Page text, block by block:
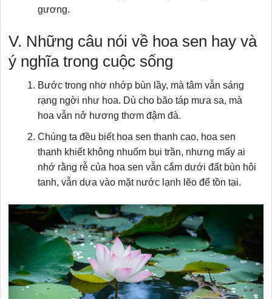
gương.
V. Những câu nói về hoa sen hay và
ý nghĩa trong cuộc sống
Bước trong nhơ nhớp bùn lầy, mà tâm vẫn sáng
rạng ngời như hoa. Dù cho bão táp mưa sa, mà
hoa vẫn nở hương thơm đậm đà.
Chúng ta đều biết hoa sen thanh cao, hoa sen
thanh khiết không nhuốm bụi trần, nhưng mấy ai
nhớ rằng rễ của hoa sen vẫn cắm dưới đất bùn hôi
tanh, vẫn dựa vào mặt nước lạnh lẽo để tồn tại.